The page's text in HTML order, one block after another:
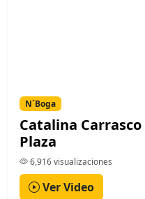
N´Boga
Catalina
Plaza
6,916 visualizaciones
Ver Video